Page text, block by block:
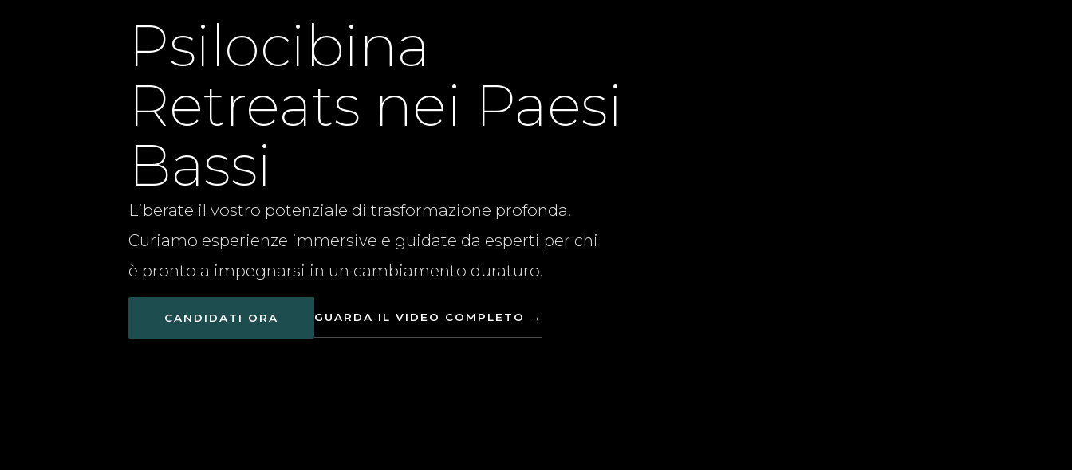
Psilocibina
Retreats nei Paesi
Bassi
Liberate il vostro potenziale di trasformazione profonda.
Curiamo esperienze immersive e guidate da esperti per chi
è pronto a impegnarsi in un cambiamento duraturo.
CANDIDATI ORA GUARDA IL VIDEO COMPLETO →